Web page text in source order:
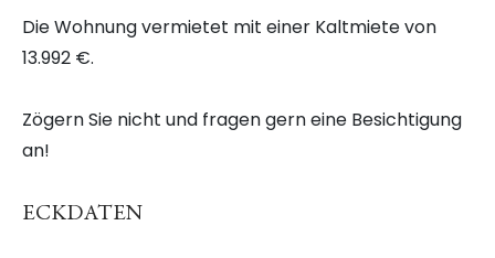
Die Wohnung vermietet mit einer Kaltmiete von
13.992 €.
Zögern Sie nicht und fragen gern eine Besichtigung
an!
ECKDATEN